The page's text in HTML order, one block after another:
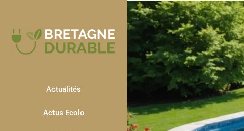
Actualités
Actus Ecolo